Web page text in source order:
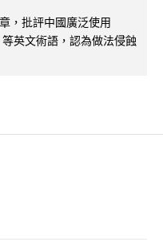
，批評中國廣泛使用
英文術語，認為做法侵蝕